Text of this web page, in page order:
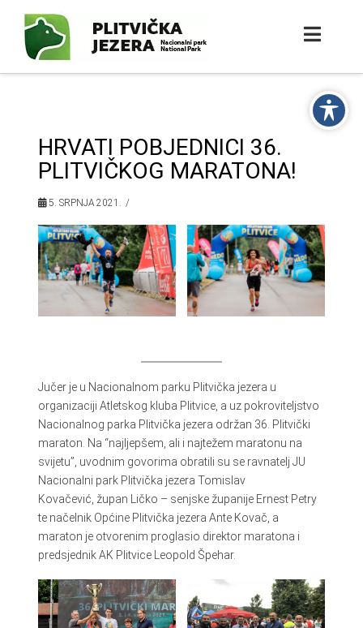
HRVATI POBJEDNICI 36.
PLITVIČKOG MARATONA!
5. SRPNJA 2021.
Jučer je u Nacionalnom parku Plitvička jezera u
organizaciji Atletskog kluba Plitvice, a uz pokroviteljstvo
Nacionalnog parka Plitvička jezera održan 36. Plitvički
maraton. Na “najljepšem, ali i najtežem maratonu na
svijetu”, uvodnim govorima obratili su se ravnatelj JU
Nacionalni park Plitvička jezera Tomislav
Kovačević, župan Ličko – senjske županije Ernest Petry
te načelnik Općine Plitvička jezera Ante Kovač, a
maraton je otvorenim proglasio direktor maratona i
predsjednik AK Plitvice Leopold Špehar.